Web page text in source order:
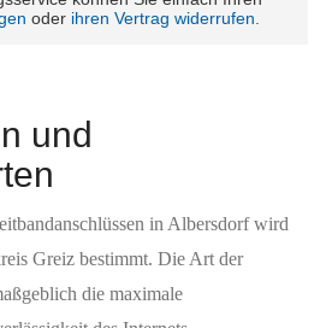
und
in Albersdorf wird
Greiz bestimmt. Die Art der
die maximale